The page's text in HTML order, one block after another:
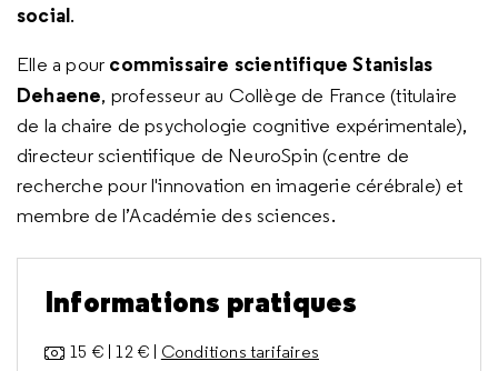
social.
Elle a pour commissaire scientifique Stanislas
Dehaene, professeur au Collège de France (titulaire
de la chaire de psychologie cognitive expérimentale),
directeur scientifique de NeuroSpin (centre de
recherche pour l'innovation en imagerie cérébrale) et
membre de l’Académie des sciences.
Informations pratiques
15 € | 12 € | Conditions tarifaires